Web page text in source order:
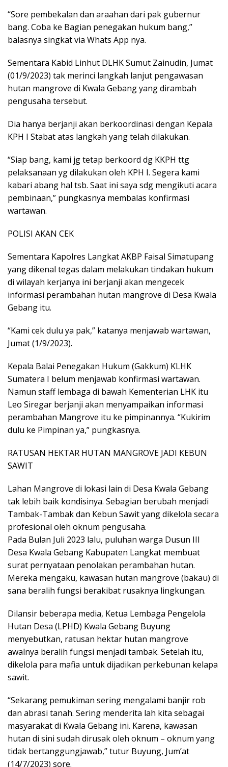
“Sore pembekalan dan araahan dari pak gubernur
bang. Coba ke Bagian penegakan hukum bang,”
balasnya singkat via Whats App nya.
Sementara Kabid Linhut DLHK Sumut Zainudin, Jumat
(01/9/2023) tak merinci langkah lanjut pengawasan
hutan mangrove di Kwala Gebang yang dirambah
pengusaha tersebut.
Dia hanya berjanji akan berkoordinasi dengan Kepala
KPH I Stabat atas langkah yang telah dilakukan.
“Siap bang, kami jg tetap berkoord dg KKPH ttg
pelaksanaan yg dilakukan oleh KPH I. Segera kami
kabari abang hal tsb. Saat ini saya sdg mengikuti acara
pembinaan,” pungkasnya membalas konfirmasi
wartawan.
POLISI AKAN CEK
Sementara Kapolres Langkat AKBP Faisal Simatupang
yang dikenal tegas dalam melakukan tindakan hukum
di wilayah kerjanya ini berjanji akan mengecek
informasi perambahan hutan mangrove di Desa Kwala
Gebang itu.
“Kami cek dulu ya pak,” katanya menjawab wartawan,
Jumat (1/9/2023).
Kepala Balai Penegakan Hukum (Gakkum) KLHK
Sumatera I belum menjawab konfirmasi wartawan.
Namun staff lembaga di bawah Kementerian LHK itu
Leo Siregar berjanji akan menyampaikan informasi
perambahan Mangrove itu ke pimpinannya. “Kukirim
dulu ke Pimpinan ya,” pungkasnya.
RATUSAN HEKTAR HUTAN MANGROVE JADI KEBUN
SAWIT
Lahan Mangrove di lokasi lain di Desa Kwala Gebang
tak lebih baik kondisinya. Sebagian berubah menjadi
Tambak-Tambak dan Kebun Sawit yang dikelola secara
profesional oleh oknum pengusaha.
Pada Bulan Juli 2023 lalu, puluhan warga Dusun III
Desa Kwala Gebang Kabupaten Langkat membuat
surat pernyataan penolakan perambahan hutan.
Mereka mengaku, kawasan hutan mangrove (bakau) di
sana beralih fungsi berakibat rusaknya lingkungan.
Dilansir beberapa media, Ketua Lembaga Pengelola
Hutan Desa (LPHD) Kwala Gebang Buyung
menyebutkan, ratusan hektar hutan mangrove
awalnya beralih fungsi menjadi tambak. Setelah itu,
dikelola para mafia untuk dijadikan perkebunan kelapa
sawit.
“Sekarang pemukiman sering mengalami banjir rob
dan abrasi tanah. Sering menderita lah kita sebagai
masyarakat di Kwala Gebang ini. Karena, kawasan
hutan di sini sudah dirusak oleh oknum – oknum yang
tidak bertanggungjawab,” tutur Buyung, Jum’at
(14/7/2023) sore.